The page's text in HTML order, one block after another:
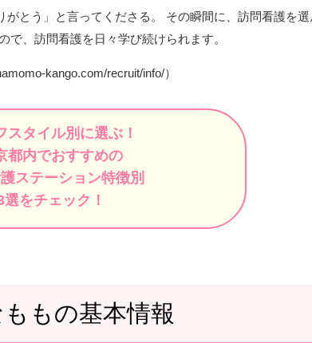
とう」と言ってくださる。 その瞬間に、訪問看護を
、訪問看護を日々学び続けられます。
kango.com/recruit/info/）
スタイル別に選ぶ！
都内でおすすめの
ステーション特徴別
選をチェック！
もの基本情報